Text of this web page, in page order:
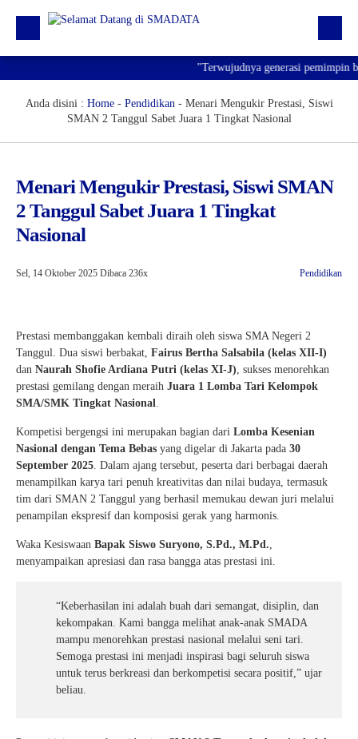
Profil
Informasi
Saluran Resmi WA
"Terwujudnya generasi pemimpin
Anda disini : Home- Pendidikan- Menari Mengukir Prestasi, Siswi
SMAN 2 Tanggul Sabet Juara 1 Tingkat Nasional
Menari Mengukir Prestasi, Siswi SMAN
2 Tanggul Sabet Juara 1 Tingkat
Nasional
Sel, 14 Oktober 2025 Dibaca 236x Pendidikan
Prestasi membanggakan kembali diraih oleh siswa SMA Negeri 2
Tanggul. Dua siswi berbakat, Fairus Bertha Salsabila (kelas XII-I)
dan Naurah Shofie Ardiana Putri (kelas XI-J), sukses menorehkan
prestasi gemilang dengan meraih Juara 1 Lomba Tari Kelompok
SMA/SMK Tingkat Nasional.
Kompetisi bergengsi ini merupakan bagian dari Lomba Kesenian
Nasional dengan Tema Bebas yang digelar di Jakarta pada 30
September 2025. Dalam ajang tersebut, peserta dari berbagai daerah
menampilkan karya tari penuh kreativitas dan nilai budaya, termasuk
tim dari SMAN 2 Tanggul yang berhasil memukau dewan juri melalui
penampilan ekspresif dan komposisi gerak yang harmonis.
Waka Kesiswaan Bapak Siswo Suryono, S.Pd., M.Pd.,
menyampaikan apresiasi dan rasa bangga atas prestasi ini.
“Keberhasilan ini adalah buah dari semangat, disiplin, dan
kekompakan. Kami bangga melihat anak-anak SMADA
mampu menorehkan prestasi nasional melalui seni tari.
Semoga prestasi ini menjadi inspirasi bagi seluruh siswa
untuk terus berkreasi dan berkompetisi secara positif,” ujar
beliau.